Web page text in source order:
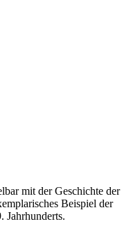
mit der Geschichte der
Beispiel der
Jahrhunderts.